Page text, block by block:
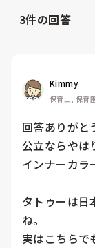
3件の回答
Kimmy
保育士, 保育
回答ありがと
公立ならやは
インナーカラ
タトゥーは日
ね。
実はこちらで